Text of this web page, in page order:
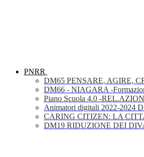
PNRR
DM65 PENSARE, AGIRE,
DM66 - NIAGARA -
Piano Scuola 4.0 -
Animatori digitali 2022-2024
CARING CITIZEN: LA
DM19 RIDUZIONE DEI